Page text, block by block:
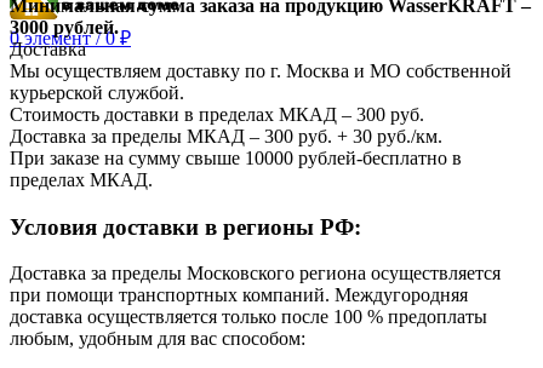
0элемент / 0₽
Минимальная сумма заказа на продукцию WasserKRAFT –
3000 рублей.
Доставка
Мы осуществляем доставку по г. Москва и МО собственной
курьерской службой.
Стоимость доставки в пределах МКАД – 300 руб.
Доставка за пределы МКАД – 300 руб. + 30 руб./км.
При заказе на сумму свыше 10000 рублей-бесплатно в
пределах МКАД.
Условия доставки в регионы РФ:
Доставка за пределы Московского региона осуществляется
при помощи транспортных компаний. Междугородняя
доставка осуществляется только после 100 % предоплаты
любым, удобным для вас способом: